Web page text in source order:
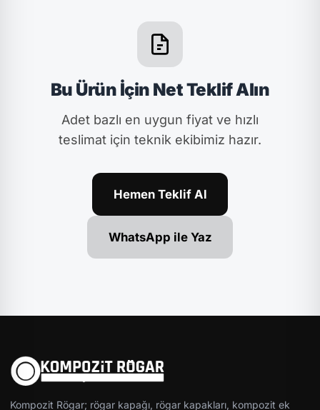
Bu Ürün İçin Net Teklif Alın
Adet bazlı en uygun fiyat ve hızlı
teslimat için teknik ekibimiz hazır.
Hemen Teklif Al
WhatsApp ile Yaz
Kompozit Rögar; rögar kapağı, rögar kapakları, kompozit ek